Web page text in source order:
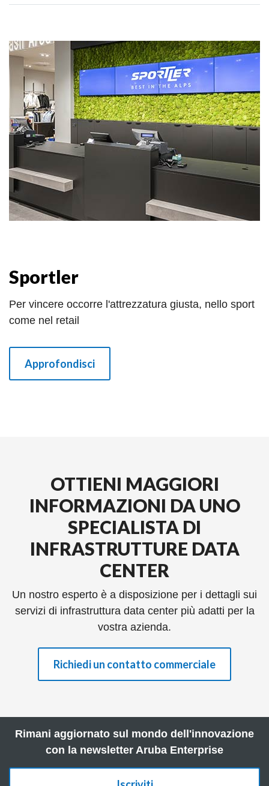
Sportler
Per vincere occorre l'attrezzatura giusta, nello sport
come nel retail
Approfondisci
OTTIENI MAGGIORI
INFORMAZIONI DA UNO
SPECIALISTA DI
INFRASTRUTTURE DATA
CENTER
Un nostro esperto è a disposizione per i dettagli sui
servizi di infrastruttura data center più adatti per la
vostra azienda.
Richiedi un contatto commerciale
Rimani aggiornato sul mondo dell'innovazione
con la newsletter Aruba Enterprise